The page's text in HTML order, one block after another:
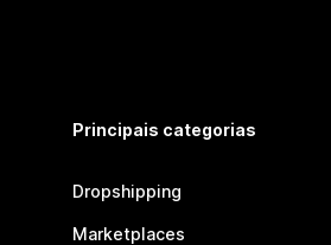
Principais categorias
Dropshipping
Marketplaces